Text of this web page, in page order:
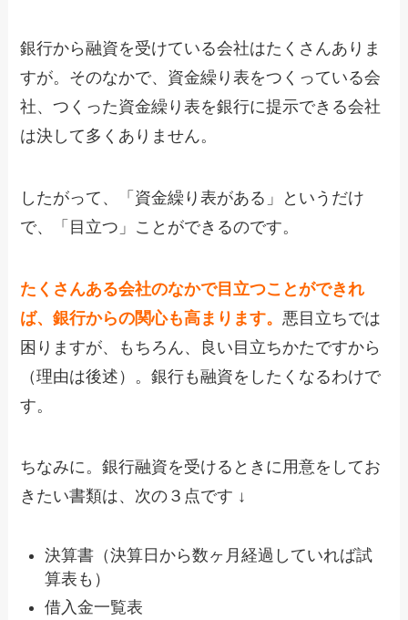
銀行から融資を受けている会社はたくさんありま
すが。そのなかで、資金繰り表をつくっている会
社、つくった資金繰り表を銀行に提示できる会社
は決して多くありません。
したがって、「資金繰り表がある」というだけ
で、「目立つ」ことができるのです。
たくさんある会社のなかで目立つことができれ
ば、銀行からの関心も高まります。 悪目立ちでは
困りますが、もちろん、良い目立ちかたですから
（理由は後述）。銀行も融資をしたくなるわけで
す。
ちなみに。銀行融資を受けるときに用意をしてお
きたい書類は、次の３点です ↓
決算書（決算日から数ヶ月経過していれば試
算表も）
借入金一覧表